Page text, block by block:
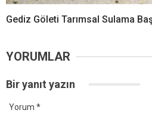
Gediz Göleti Tarımsal Sulama
YORUMLAR
Bir yanıt yazın
Yorum *